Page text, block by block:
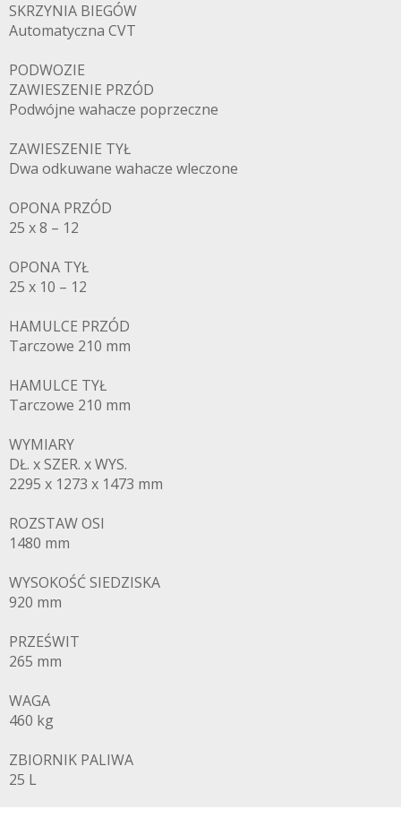
SKRZYNIA BIEGÓW
Automatyczna CVT
PODWOZIE
ZAWIESZENIE PRZÓD
Podwójne wahacze poprzeczne
ZAWIESZENIE TYŁ
Dwa odkuwane wahacze wleczone
OPONA PRZÓD
25 x 8 – 12
OPONA TYŁ
25 x 10 – 12
HAMULCE PRZÓD
Tarczowe 210 mm
HAMULCE TYŁ
Tarczowe 210 mm
WYMIARY
DŁ. x SZER. x WYS.
2295 x 1273 x 1473 mm
ROZSTAW OSI
1480 mm
WYSOKOŚĆ SIEDZISKA
920 mm
PRZEŚWIT
265 mm
WAGA
460 kg
ZBIORNIK PALIWA
25 L